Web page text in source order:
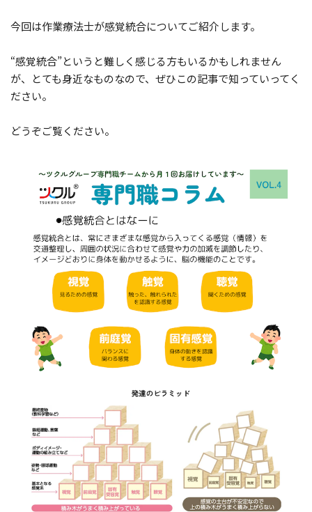
今回は作業療法士が感覚統合についてご紹介します。
“感覚統合”というと難しく感じる方もいるかもしれません
が、とても身近なものなので、ぜひこの記事で知っていってく
ださい。
どうぞご覧ください。